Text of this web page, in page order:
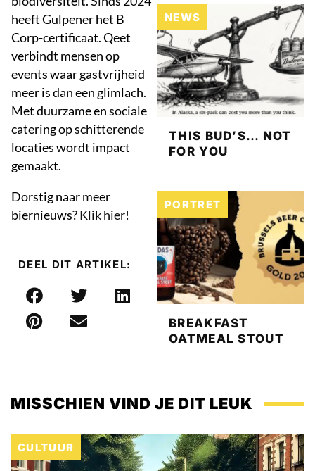
heeft Gulpener het B
Corp-certificaat. Qeet
verbindt mensen op
events waar gastvrijheid
meer is dan een glimlach.
Met duurzame en sociale
catering op schitterende
locaties wordt impact
gemaakt.
Dorstig naar meer
biernieuws?Klik hier!
DEEL DIT ARTIKEL:
NEWS
THIS BUD’S… NOT
FOR YOU
PORTRET
BREAKFAST
OATMEAL STOUT
MISSCHIEN VIND JE DIT LEUK
CULTUUR